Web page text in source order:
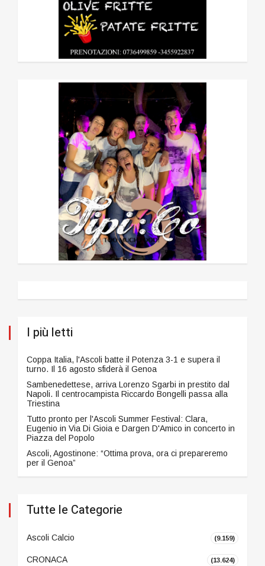
I più letti
Coppa Italia, l'Ascoli batte il Potenza 3-1 e supera il
turno. Il 16 agosto sfiderà il Genoa
Sambenedettese, arriva Lorenzo Sgarbi in prestito dal
Napoli. Il centrocampista Riccardo Bongelli passa alla
Triestina
Tutto pronto per l'Ascoli Summer Festival: Clara,
Eugenio in Via Di Gioia e Dargen D'Amico in concerto in
Piazza del Popolo
Ascoli, Agostinone: “Ottima prova, ora ci prepareremo
per il Genoa”
Tutte le Categorie
Ascoli Calcio (9.159)
CRONACA (13.624)